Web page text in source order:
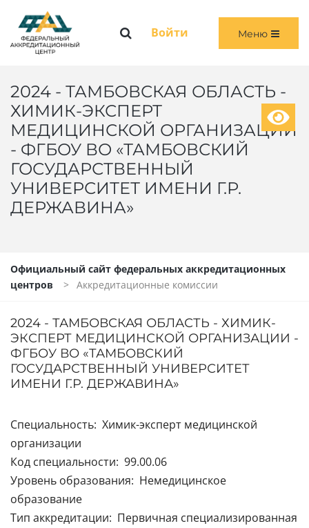
Войти Меню
2024 - ТАМБОВСКАЯ ОБЛАСТЬ -
ХИМИК-ЭКСПЕРТ
МЕДИЦИНСКОЙ ОРГАНИЗАЦИИ
- ФГБОУ ВО «ТАМБОВСКИЙ
ГОСУДАРСТВЕННЫЙ
УНИВЕРСИТЕТ ИМЕНИ Г.Р.
ДЕРЖАВИНА»
Официальный сайт федеральных аккредитационных
центров
Аккредитационные комиссии
2024 - ТАМБОВСКАЯ ОБЛАСТЬ - ХИМИК-
ЭКСПЕРТ МЕДИЦИНСКОЙ ОРГАНИЗАЦИИ -
ФГБОУ ВО «ТАМБОВСКИЙ
ГОСУДАРСТВЕННЫЙ УНИВЕРСИТЕТ
ИМЕНИ Г.Р. ДЕРЖАВИНА»
Специальность: Химик-эксперт медицинской
организации
Код специальности: 99.00.06
Уровень образования: Немедицинское
образование
Тип аккредитации: Первичная специализированная
ГЛАВНАЯ
ОБЩАЯ ИНФОРМАЦИЯ
ПЕРВИЧНАЯ И ПЕРВИЧНАЯ СПЕЦИАЛИЗИРОВАННАЯ АККРЕДИТАЦИЯ
ПЕРИОДИЧЕСКАЯ АККРЕДИТАЦИЯ